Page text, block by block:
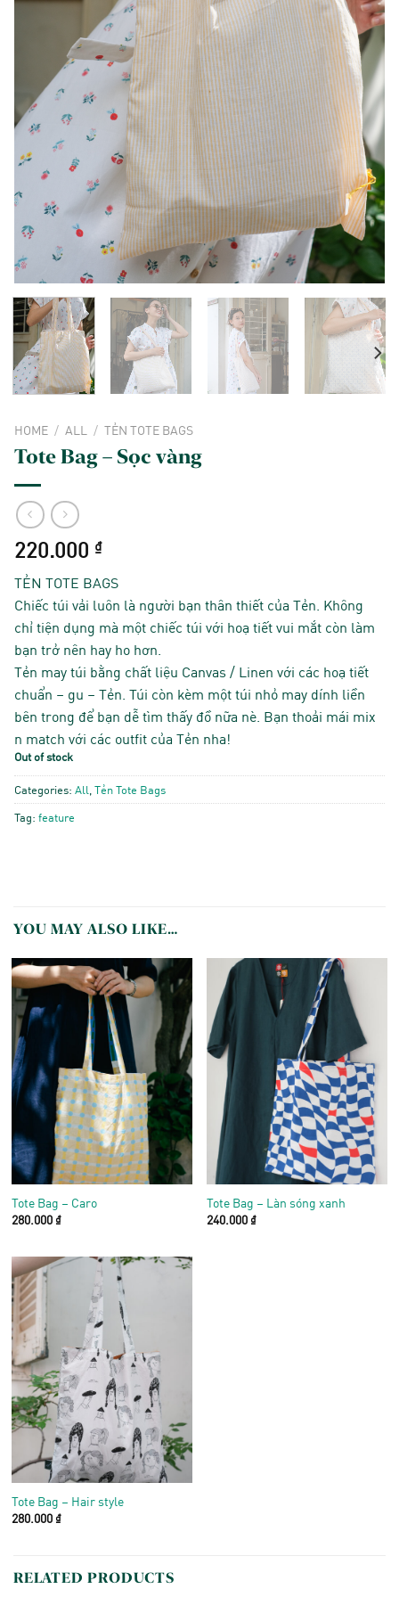
HOME / ALL / TẺN TOTE BAGS
Tote Bag – Sọc vàng
220.000 ₫
TẺN TOTE BAGS
Chiếc túi vải luôn là người bạn thân thiết của Tẻn. Không
chỉ tiện dụng mà một chiếc túi với hoạ tiết vui mắt còn làm
bạn trở nên hay ho hơn.
Tẻn may túi bằng chất liệu Canvas / Linen với các hoạ tiết
chuẩn – gu – Tẻn. Túi còn kèm một túi nhỏ may dính liền
bên trong để bạn dễ tìm thấy đồ nữa nè. Bạn thoải mái mix
n match với các outfit của Tẻn nha!
Out of stock
Categories: All,Tẻn Tote Bags
Tag: feature
YOU MAY ALSO LIKE…
Tote Bag – Caro
280.000 ₫
Tote Bag – Làn sóng xanh
240.000 ₫
Tote Bag – Hair style
280.000 ₫
RELATED PRODUCTS